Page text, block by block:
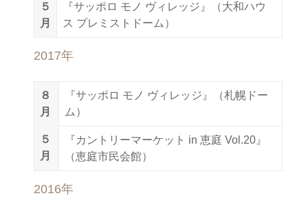
５
月
『サッポロ モノ ヴィレッジ』（大和ハウ
ス プレミストドーム）
2017年
８
月
『サッポロ モノ ヴィレッジ』（札幌ドー
ム）
５
月
『カントリーマーケット in 恵庭 Vol.20』
（恵庭市民会館）
2016年